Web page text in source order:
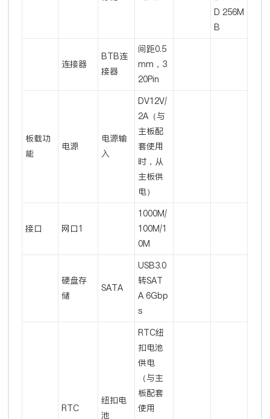
D 256M
B
连接器
BTB连
接器
间距0.5
mm，3
20Pin
板载功
能
电源
电源输
入
DV12V/
2A（与
主板配
套使用
时，从
主板供
电）
接口 网口1
1000M/
100M/1
0M
硬盘存
储
SATA
USB3.0
转SAT
A 6Gbp
s
RTC
纽扣电
池
RTC纽
扣电池
供电
（与主
板配套
使用